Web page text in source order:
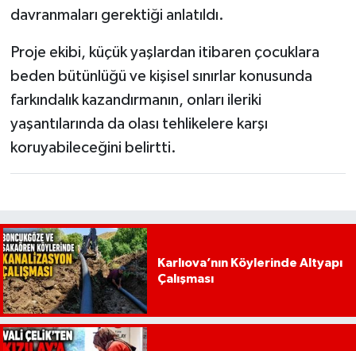
davranmaları gerektiği anlatıldı.
Proje ekibi, küçük yaşlardan itibaren çocuklara
beden bütünlüğü ve kişisel sınırlar konusunda
farkındalık kazandırmanın, onları ileriki
yaşantılarında da olası tehlikelere karşı
koruyabileceğini belirtti.
Karlıova’nın Köylerinde Altyapı
Çalışması